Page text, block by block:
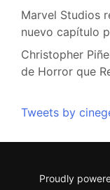
Marvel Studios
nuevo capítulo
Christopher
de Horror que
Tweets by
Proudly